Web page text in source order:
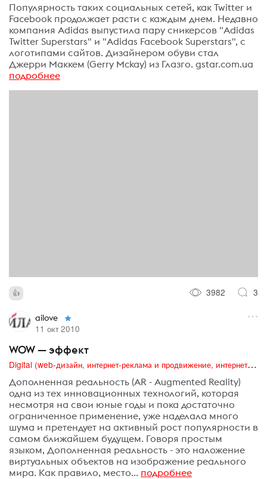
Популярность таких социальных сетей, как Twitter и
Facebook продолжает расти с каждым днем. Недавно
компания Adidas выпустила пару сникерсов "Adidas
Twitter Superstars" и "Adidas Facebook Superstars", с
логотипами сайтов. Дизайнером обуви стал
Джерри Маккем (Gerry Mckay) из Глазго. gstar.com.ua
подробнее
3982 3
ailove
11 окт 2010
WOW — эффект
Digital (web-дизайн, интернет-реклама и продвижение, интернет-сообщества и блоги, интернет-коммуникации, мобильный маркетинг, реклама на цифровых экранах)
Дополненная реальность (AR - Augmented Reality)
одна из тех инновационных технологий, которая
несмотря на свои юные годы и пока достаточно
ограниченное применение, уже наделала много
шума и претендует на активный рост популярности в
самом ближайшем будущем. Говоря простым
языком, Дополненная реальность - это наложение
виртуальных объектов на изображение реального
мира. Как правило, место... подробнее